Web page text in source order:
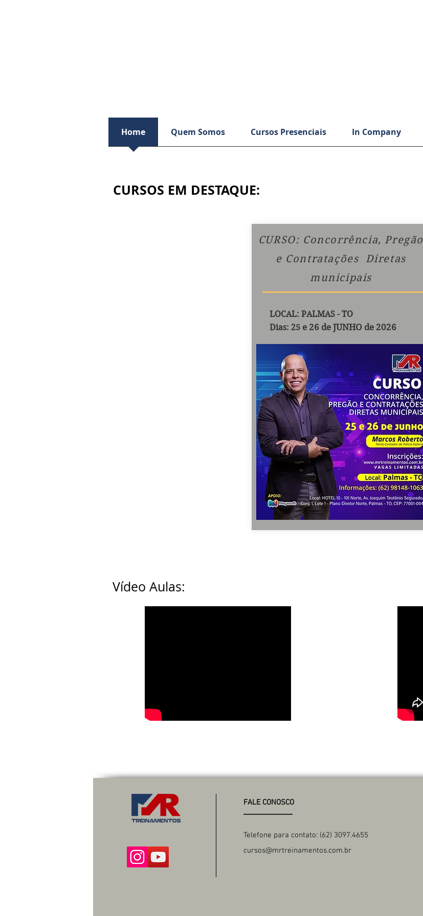
Home Quem Somos Cursos Presenciais In Company
CURSOS EM DESTAQUE:
CURSO: Concorrência, Pregão
e Contratações Diretas
municipais
LOCAL: PALMAS - TO
Dias: 25e 26 de JUNHOde 2026
Vídeo Aulas:
FALE CONOSCO
Telefone para contato: (62) 3097.4655
cursos@mrtreinamentos.com.br